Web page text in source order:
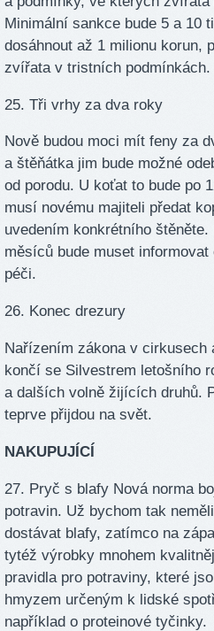
Minimální sankce bude 5 a 10
dosáhnout až 1 milionu korun,
zvířata v tristních podmínkách.
25. Tři vrhy za dva roky
Nově budou moci mít feny za
a štěňátka jim bude možné
od porodu. U koťat to bude po
musí novému majiteli předat
uvedením konkrétního
měsíců bude muset
péči.
26. Konec drezury
Nařízením zákona v cirkusech
končí se Silvestrem letošního
a dalších volně žijících druhů.
teprve přijdou na svět.
NAKUPUJÍCÍ
27. Pryč s blafy Nová norma
potravin. Už bychom tak
dostávat blafy, zatímco na
tytéž výrobky mnohem
pravidla pro potraviny, které
hmyzem určeným k lidské
například o proteinové tyčinky.